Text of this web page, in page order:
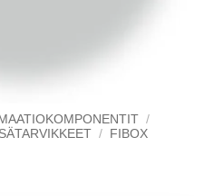
/
/ FIBOX